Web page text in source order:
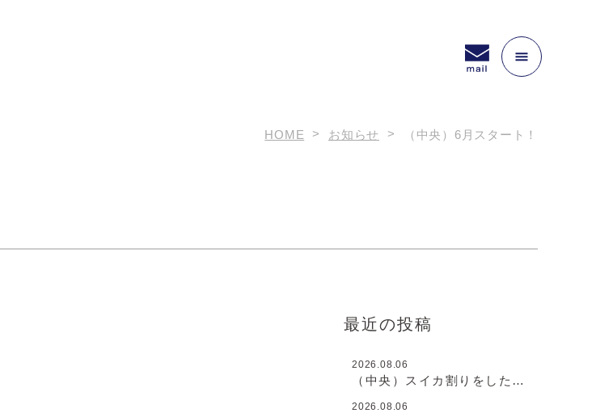
HOME お知らせ （中央）6月スタート！
最近の投稿
2026.08.06
（中央）スイカ割りをしたよ
2026.08.06